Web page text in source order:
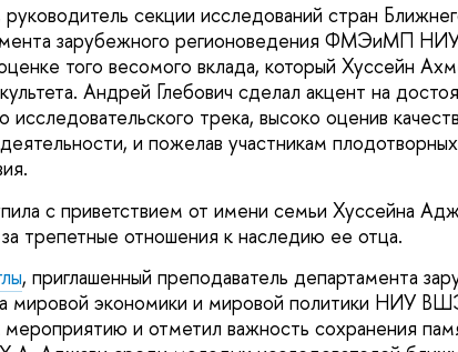
руководитель секции исследований стран
зарубежного регионоведения ФМЭиМП
того весомого вклада, который Хуссейн
Андрей Глебович сделал акцент на
исследовательского трека, высоко оценив
и пожелав участникам
с приветствием от имени семьи Хуссейна
трепетные отношения к наследию ее отца.
, приглашенный преподаватель департамента
мировой экономики и мировой политики НИУ
мероприятию и отметил важность сохранения